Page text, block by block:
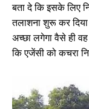
बता दे कि इसके लिए
तलाशना शुरू कर
अच्छा लगेगा वैसे ही
कि एजेंसी को कचरा